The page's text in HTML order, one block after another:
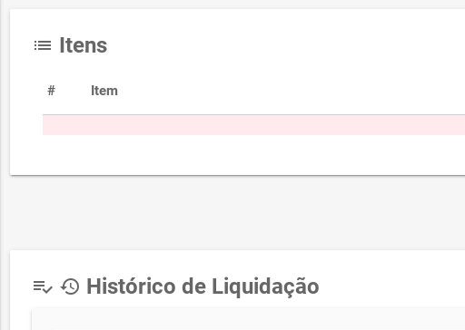
list Itens
# Item
playlist_add_check history Histórico de Liquidação